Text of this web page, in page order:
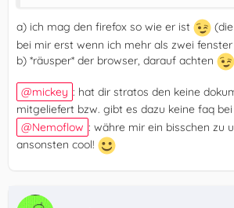
a) ich mag den firefox so wie er ist
bei mir erst wenn ich mehr als zwei
b) *räusper* der browser, darauf achten
mickey : hat dir stratos den keine
mitgeliefert bzw. gibt es dazu keine faq
Nemoflow : währe mir ein bisschen zu
ansonsten cool!